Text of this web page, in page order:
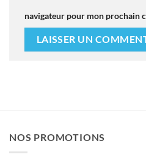
navigateur pour mon prochain
NOS PROMOTIONS